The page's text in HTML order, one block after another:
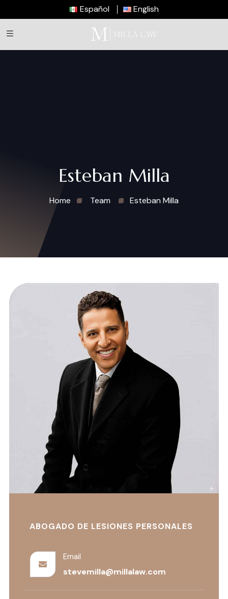
Español English
Esteban Milla
Home Team Esteban Milla
ABOGADO DE LESIONES PERSONALES
Email
stevemilla@millalaw.com